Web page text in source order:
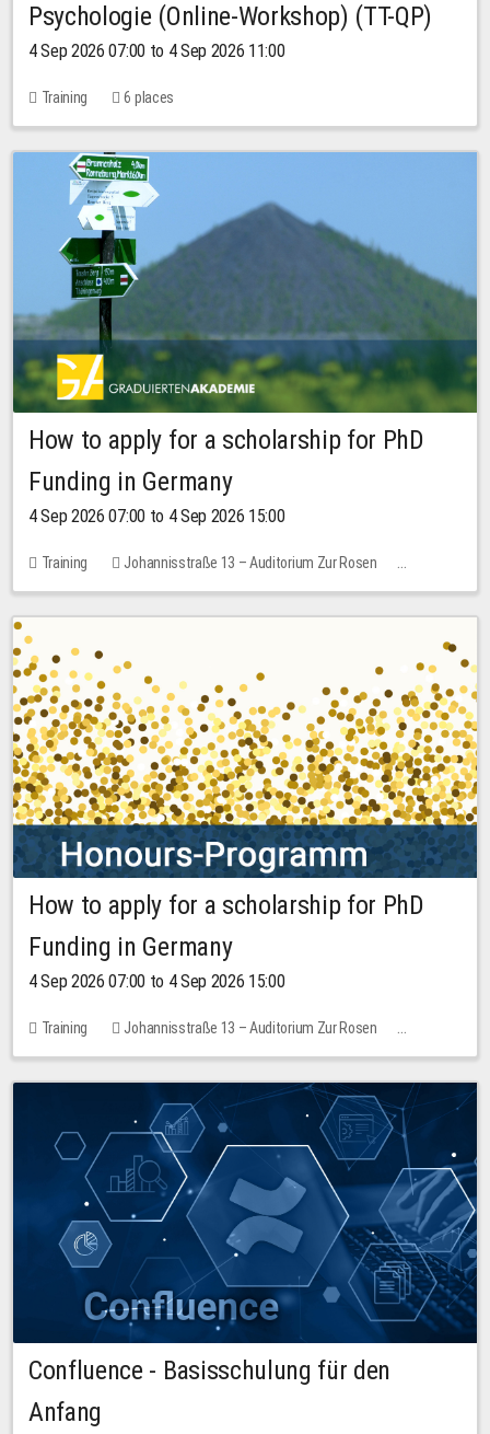
Psychologie (Online-Workshop) (TT-QP)
4 Sep 2026 07:00 to 4 Sep 2026 11:00
Training 6 places
How to apply for a scholarship for PhD
Funding in Germany
4 Sep 2026 07:00 to 4 Sep 2026 15:00
Training
Johannisstraße 13 – Auditorium Zur Rosen
7 places
10.00 EUR
How to apply for a scholarship for PhD
Funding in Germany
4 Sep 2026 07:00 to 4 Sep 2026 15:00
Training
Johannisstraße 13 – Auditorium Zur Rosen
No free places
Confluence - Basisschulung für den
Anfang